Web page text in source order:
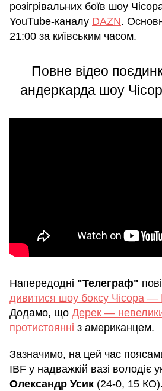
розігрівальних боїв шоу
YouTube-каналу DAZN.
21:00 за київським часом.
Повне відео
андеркарда шоу
Напередодні "Телеграф"
дивитися шоу боксу Чісора
Додамо, що Дерек —
протистоянні з американцем.
Зазначимо, на цей час
IBF у надважкій вазі володіє
Олександр Усик (24-0, 15